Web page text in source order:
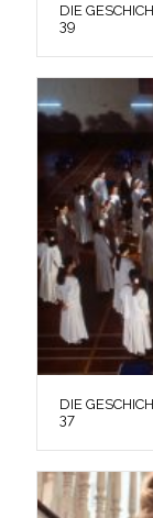
DIE
39
DIE
37